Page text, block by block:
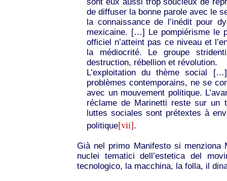
de diffuser la bonne parole avec le
la connaissance de l’inédit pour
mexicaine. […] Le pompiérisme le
officiel n’atteint pas ce niveau et
la médiocrité. Le groupe
destruction, rébellion et révolution.
L’exploitation du thème social
problèmes contemporains, ne se
avec un mouvement politique.
réclame de Marinetti reste sur un
luttes sociales sont prétextes à
politique[vii].
Già nel primo Manifesto si menziona
nuclei tematici dell’estetica del
tecnologico, la macchina, la folla, il